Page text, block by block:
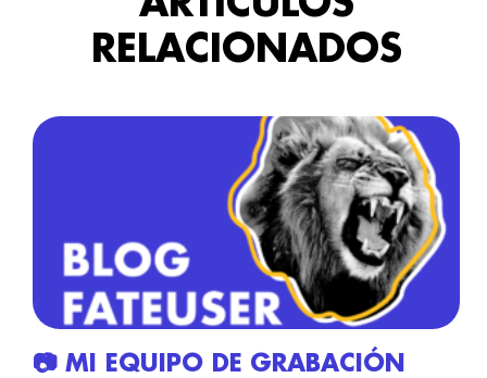
RELACIONADOS
📷 MI EQUIPO DE GRABACIÓN